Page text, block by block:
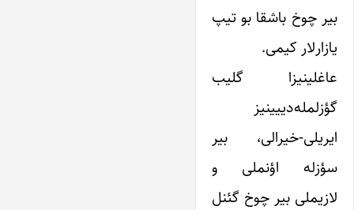
بیر چوخ باشقا بو تیپ
یازارلار کیمی.
عاغلینیزا گلیب
گؤزلمله‌دییینیز
ایریلی-خیرالی، بیر
سؤزله اؤنملی و
لازیملی بیر چوخ گئنل